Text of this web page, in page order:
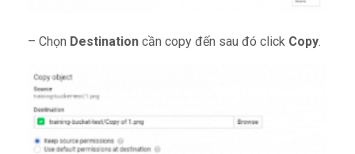
– Chọn Destination cần copy đến sau đó click Copy.